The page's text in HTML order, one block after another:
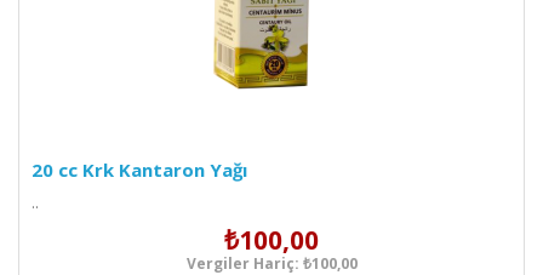
20 cc Krk Kantaron Yağı
..
₺100,00
Vergiler Hariç: ₺100,00